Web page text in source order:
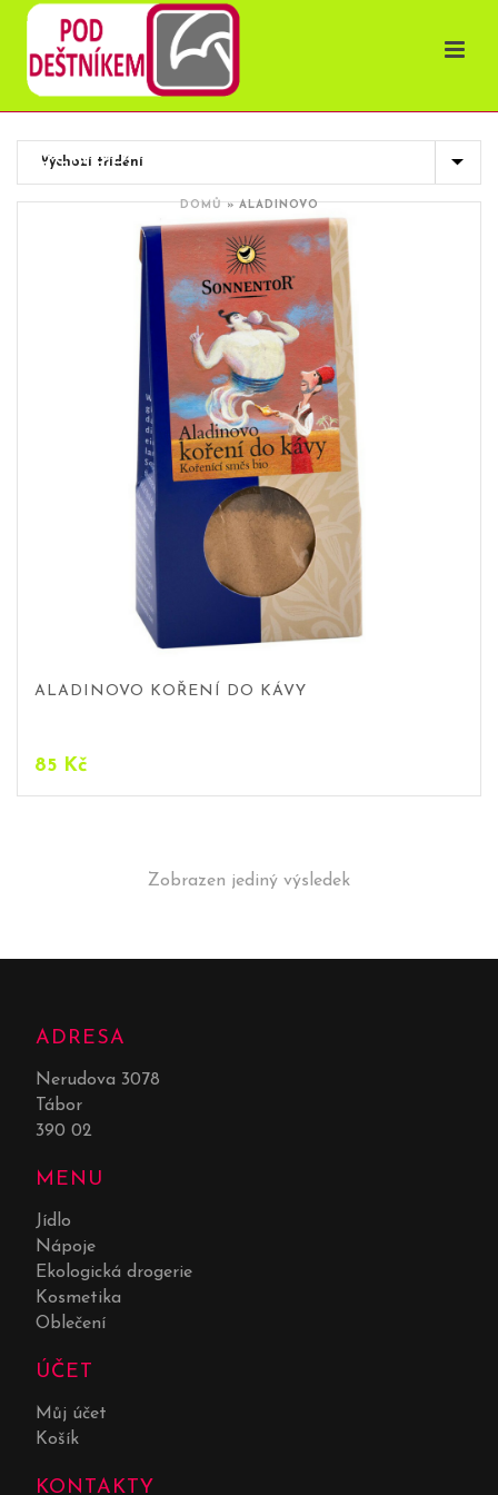
OBCHOD
DOMŮ»ALADINOVO
ALADINOVO KOŘENÍ DO KÁVY
85 Kč
Zobrazen jediný výsledek
ADRESA
Nerudova 3078
Tábor
390 02
MENU
Jídlo
Nápoje
Ekologická drogerie
Kosmetika
Oblečení
ÚČET
Můj účet
Košík
KONTAKTY